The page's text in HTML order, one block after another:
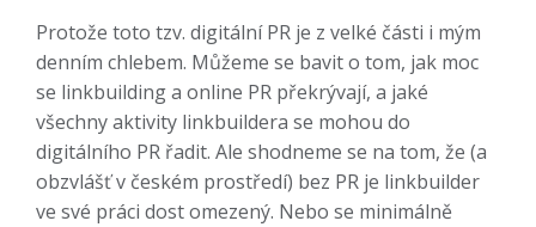
Protože toto tzv. digitální PR je z velké části i mým
denním chlebem. Můžeme se bavit o tom, jak moc
se linkbuilding a online PR překrývají, a jaké
všechny aktivity linkbuildera se mohou do
digitálního PR řadit. Ale shodneme se na tom, že (a
obzvlášť v českém prostředí) bez PR je linkbuilder
ve své práci dost omezený. Nebo se minimálně